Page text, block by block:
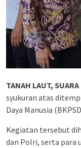
TANAH LAUT,
syukuran atas
Daya Manusia
Kegiatan tersebut
dan Polri, serta para